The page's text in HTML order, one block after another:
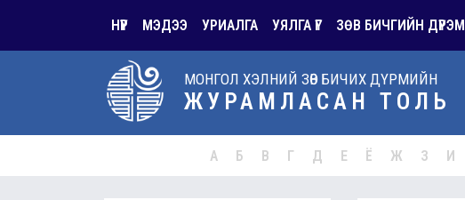
НҮҮР МЭДЭЭ УРИАЛГА УЯЛГА ҮГ ЗӨВ БИЧГИЙН ДҮРЭМ
МОНГОЛ ХЭЛНИЙ ЗӨВ БИЧИХ ДҮРМИЙН
ЖУРАМЛАСАН ТОЛЬ
А Б В Г Д Е Ё Ж З И